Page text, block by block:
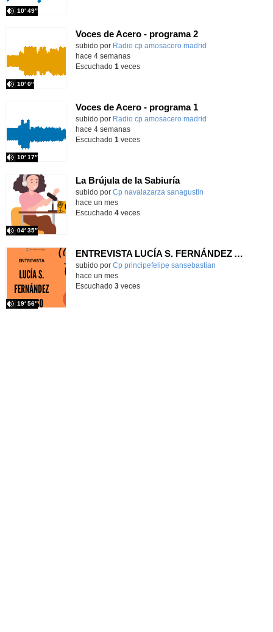
10′ 49″
Voces de Acero - programa 2
Contenido educativo.
subido por Radio cp amosacero madrid
10′ 0″
hace 4 semanas
Escuchado 1 veces
Voces de Acero - programa 1
Contenido educativo.
subido por Radio cp amosacero madrid
10′ 17″
hace 4 semanas
Escuchado 1 veces
La Brújula de la Sabiuría
Contenido educativo.
subido por Cp navalazarza sanagustin
04′ 35″
hace un mes
Escuchado 4veces
ENTREVISTA LUCÍA S. FERNÁNDEZ ALONSO
subido por Cp principefelipe sansebastian
19′ 56″
hace un mes
Escuchado 3veces